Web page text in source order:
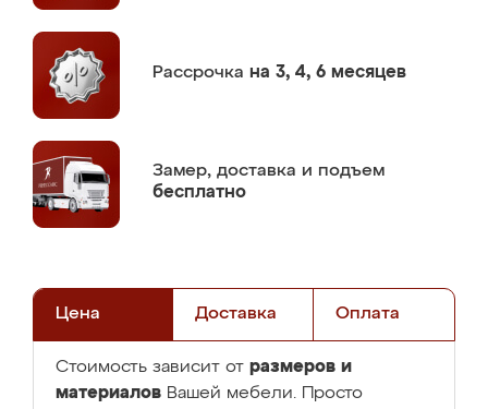
Рассрочка на 3, 4, 6 месяцев
Замер, доставка и подъем
бесплатно
Цена Доставка Оплата
Стоимость зависит от размеров и
материалов Вашей мебели. Просто